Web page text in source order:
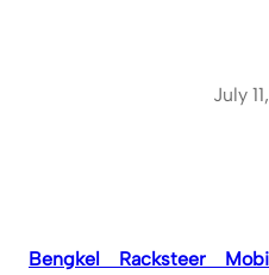
July
Bengkel Racksteer